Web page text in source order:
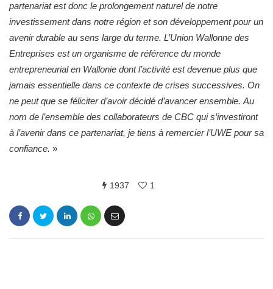
partenariat est donc le prolongement naturel de notre
investissement dans notre région et son développement pour un
avenir durable au sens large du terme. L’Union Wallonne des
Entreprises est un organisme de référence du monde
entrepreneurial en Wallonie dont l’activité est devenue plus que
jamais essentielle dans ce contexte de crises successives. On
ne peut que se féliciter d’avoir décidé d’avancer ensemble. Au
nom de l’ensemble des collaborateurs de CBC qui s’investiront
à l’avenir dans ce partenariat, je tiens à remercier l’UWE pour sa
confiance. »
1937 1